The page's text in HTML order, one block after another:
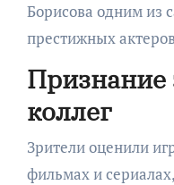
Борисова одним из
престижных
Признание
коллег
Зрители оценили
фильмах и